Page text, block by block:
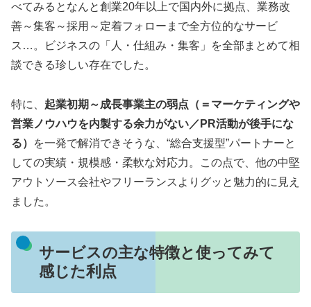
べてみるとなんと創業20年以上で国内外に拠点、業務改
善～集客～採用～定着フォローまで全方位的なサービ
ス…。ビジネスの「人・仕組み・集客」を全部まとめて相
談できる珍しい存在でした。
特に、 起業初期～成長事業主の弱点（＝マーケティングや
営業ノウハウを内製する余力がない／PR活動が後手にな
る）
を一発で解消できそうな、“総合支援型”パートナーと
しての実績・規模感・柔軟な対応力。この点で、他の中堅
アウトソース会社やフリーランスよりグッと魅力的に見え
ました。
サービスの主な特徴と使ってみて
感じた利点